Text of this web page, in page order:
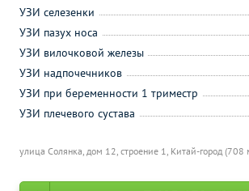
улица Солянка, дом 12, строение 1, Китай-город (708
УЗИ селезенки
УЗИ пазух носа
УЗИ вилочковой железы
УЗИ надпочечников
УЗИ при беременности 1 триместр
УЗИ плечевого сустава